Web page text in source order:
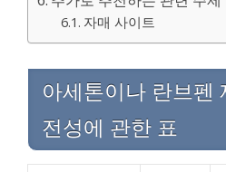
자매 사이트
아세톤이나 란브펜
전성에 관한 표